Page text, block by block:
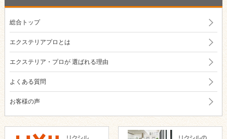
総合トップ
エクステリアプロとは
エクステリア・プロが選ばれる理由
よくある質問
お客様の声